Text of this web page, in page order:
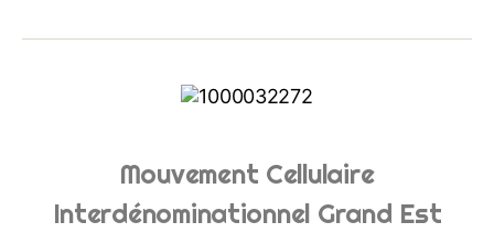
Mouvement Cellulaire
Interdénominationnel Grand Est